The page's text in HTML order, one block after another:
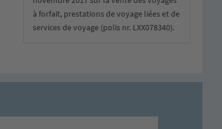
à forfait, prestations de voyage liées et de
services de voyage (polis nr. LXX078340).